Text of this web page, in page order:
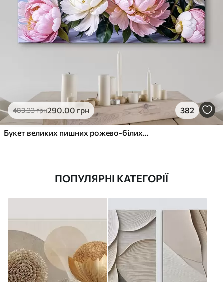
483.33грн290.00 грн 382
Букет великих пишних рожево-білих квітів півонії із зеленим листям на м’якому розмитому фоні
ПОПУЛЯРНІ КАТЕГОРІЇ